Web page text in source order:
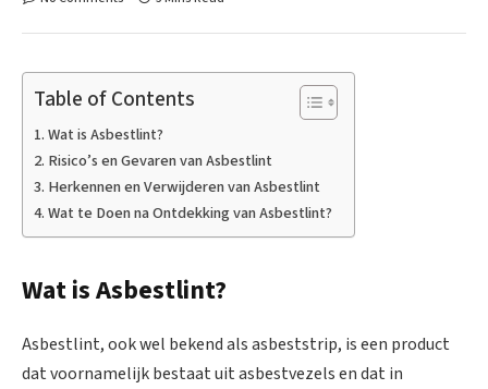
Table of Contents
Wat is Asbestlint?
Risico’s en Gevaren van Asbestlint
Herkennen en Verwijderen van Asbestlint
Wat te Doen na Ontdekking van Asbestlint?
Wat is Asbestlint?
Asbestlint, ook wel bekend als asbeststrip, is een product
dat voornamelijk bestaat uit asbestvezels en dat in